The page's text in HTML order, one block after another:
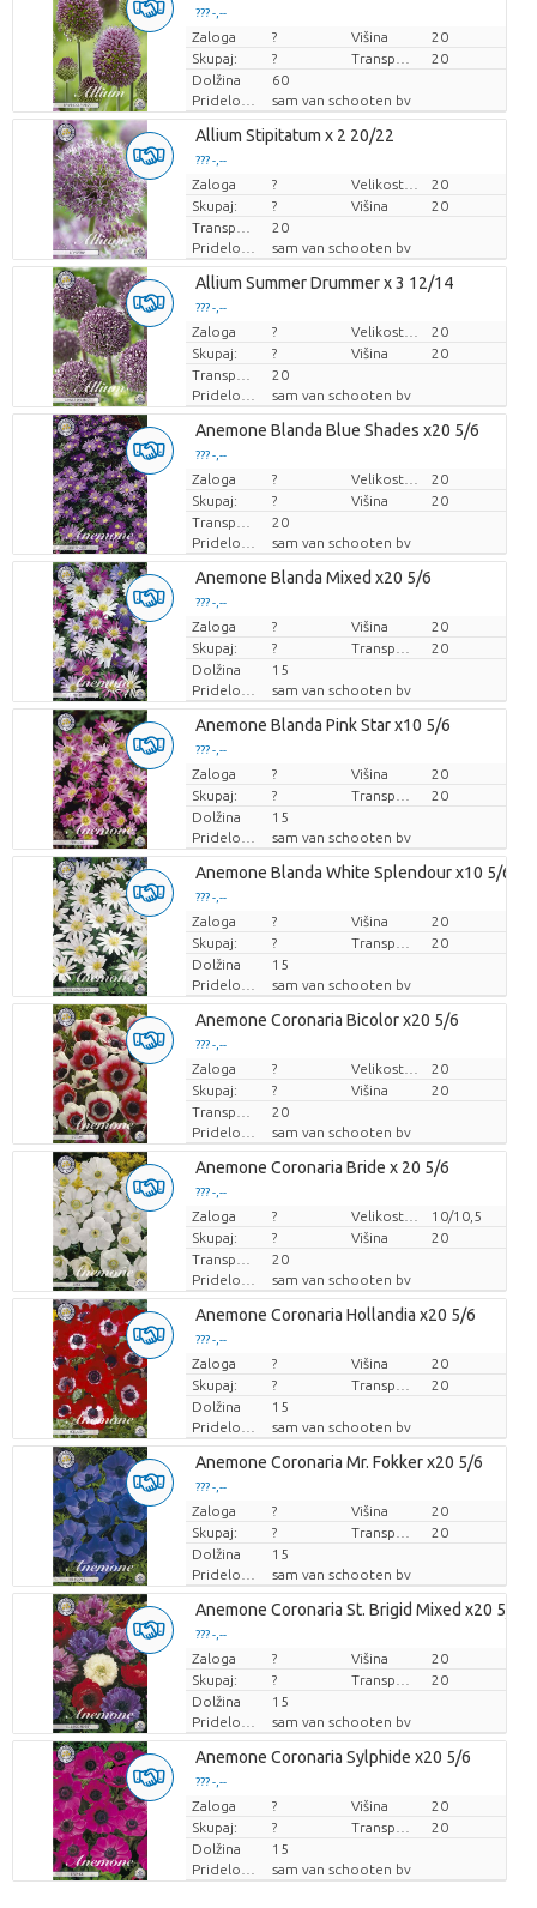
??? -,--
Cena za kos
Zaloga ? Višina
20
Skupaj:
?
20
Dolžina
60
sam van schooten bv
Allium Stipitatum x 2 20/22
??? -,--
Cena za kos
Zaloga ?
20
Skupaj:
? Višina
20
20
sam van schooten bv
Allium Summer Drummer x 3 12/14
??? -,--
Cena za kos
Zaloga ?
20
Skupaj:
? Višina
20
20
sam van schooten bv
Anemone Blanda Blue Shades x20 5/6
??? -,--
Cena za kos
Zaloga ?
20
Skupaj:
? Višina
20
20
sam van schooten bv
Anemone Blanda Mixed x20 5/6
??? -,--
Cena za kos
Zaloga ? Višina
20
Skupaj:
?
20
Dolžina
15
sam van schooten bv
Anemone Blanda Pink Star x10 5/6
??? -,--
Cena za kos
Zaloga ? Višina
20
Skupaj:
?
20
Dolžina
15
sam van schooten bv
Anemone Blanda White Splendour x10 5/6
??? -,--
Cena za kos
Zaloga ? Višina
20
Skupaj:
?
20
Dolžina
15
sam van schooten bv
Anemone Coronaria Bicolor x20 5/6
??? -,--
Cena za kos
Zaloga ?
20
Skupaj:
? Višina
20
20
sam van schooten bv
Anemone Coronaria Bride x 20 5/6
??? -,--
Cena za kos
Zaloga ?
10/10,5
Skupaj:
? Višina
20
20
sam van schooten bv
Anemone Coronaria Hollandia x20 5/6
??? -,--
Cena za kos
Zaloga ? Višina
20
Skupaj:
?
20
Dolžina
15
sam van schooten bv
Anemone Coronaria Mr. Fokker x20 5/6
??? -,--
Cena za kos
Zaloga ? Višina
20
Skupaj:
?
20
Dolžina
15
sam van schooten bv
Anemone Coronaria St. Brigid Mixed x20 5/6
??? -,--
Cena za kos
Zaloga ? Višina
20
Skupaj:
?
20
Dolžina
15
sam van schooten bv
Anemone Coronaria Sylphide x20 5/6
??? -,--
Cena za kos
Zaloga ? Višina
20
Skupaj:
?
20
Dolžina
15
sam van schooten bv